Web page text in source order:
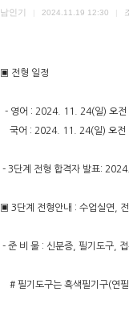
남인기 2024.11.19 12:30
▣ 전형 일정
- 영어 : 2024. 11. 24(일) 오전
국어 : 2024. 11. 24(일) 오전
- 3단계 전형 합격자 발표:
▣ 3단계 전형안내 : 수업실연,
- 준 비 물 : 신분증, 필기도구,
# 필기도구는 흑색필기구(연